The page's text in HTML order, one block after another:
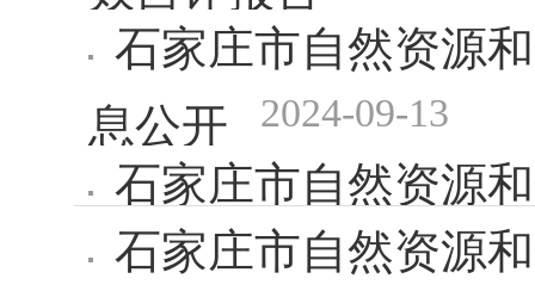
石家庄市自然资源
息公开 2024-09-13
石家庄市自然资源
效自评报告及部门绩
石家庄市自然资源